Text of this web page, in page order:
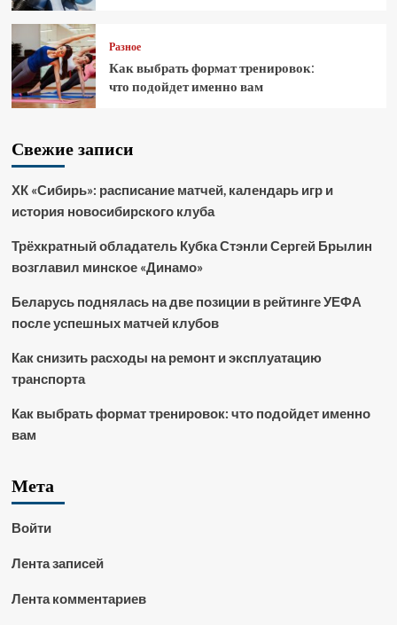
Разное
Как выбрать формат тренировок:
что подойдет именно вам
Свежие записи
ХК «Сибирь»: расписание матчей, календарь игр и
история новосибирского клуба
Трёхкратный обладатель Кубка Стэнли Сергей Брылин
возглавил минское «Динамо»
Беларусь поднялась на две позиции в рейтинге УЕФА
после успешных матчей клубов
Как снизить расходы на ремонт и эксплуатацию
транспорта
Как выбрать формат тренировок: что подойдет именно
вам
Мета
Войти
Лента записей
Лента комментариев